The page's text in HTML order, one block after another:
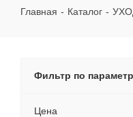
Главная - Каталог -
Фильтр по
Цена